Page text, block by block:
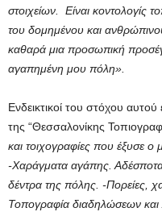
στοιχείων. Είναι
του δομημένου και
καθαρά μια προσωπική
αγαπημένη μου πόλη».
Ενδεικτικοί του στόχου αυτού
της “Θεσσαλονίκης
και τοιχογραφίες που έξυσε ο
-Χαράγματα αγάπης.
δέντρα της πόλης. -Πορείες,
Τοπογραφία διαδηλώσεων και